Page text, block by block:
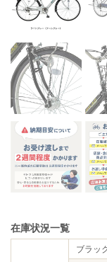
在庫状況一覧
ブラッ